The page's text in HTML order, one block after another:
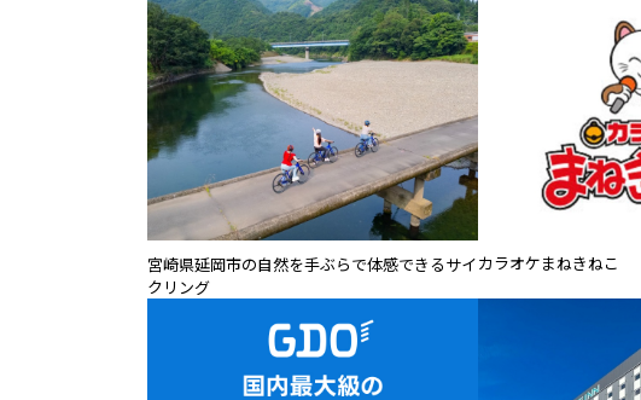
宮崎県延岡市の自然を手ぶらで体感できるサイ
クリング
カラオケまねきねこ